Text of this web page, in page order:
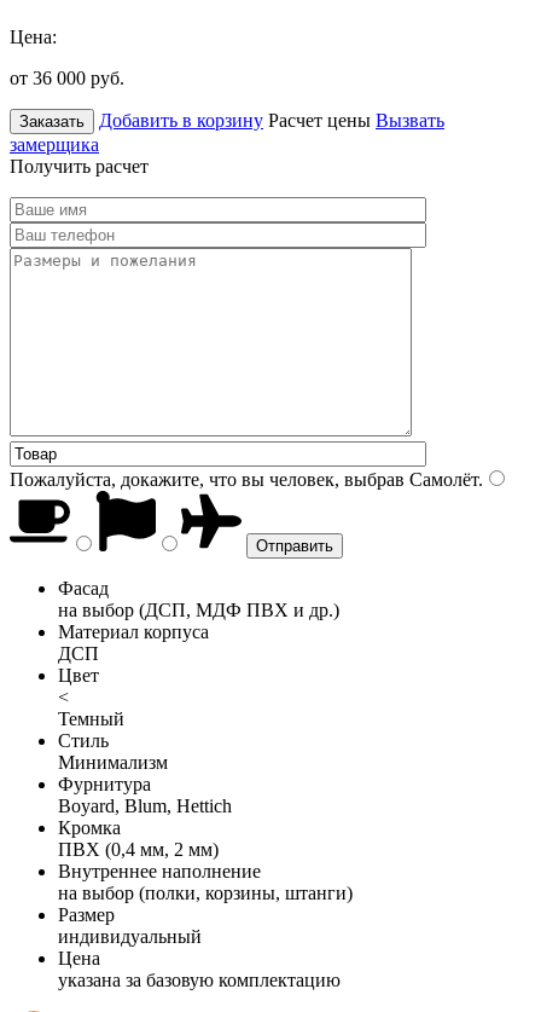
Цена:
от 36 000 руб.
Заказать Добавить в корзину Расчет цены Вызвать
замерщика
Получить расчет
Пожалуйста, докажите, что вы человек, выбрав Самолёт.
Фасад
на выбор (ДСП, МДФ ПВХ и др.)
Материал корпуса
ДСП
Цвет
<
Темный
Стиль
Минимализм
Фурнитура
Boyard, Blum, Hettich
Кромка
ПВХ (0,4 мм, 2 мм)
Внутреннее наполнение
на выбор (полки, корзины, штанги)
Размер
индивидуальный
Цена
указана за базовую комплектацию